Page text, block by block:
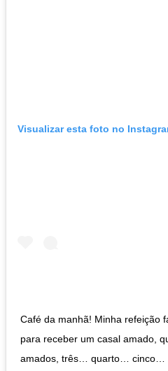
Visualizar esta foto no
Café da manhã! Minha refeição
para receber um casal amado,
amados, três… quarto… cinco…